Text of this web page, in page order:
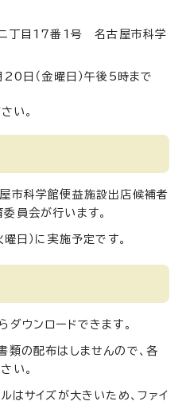
二丁目17番1号 名古屋市科学
日（金曜日）午後5時まで
い。
市科学館便益施設出店候補者
員会が行います。
日）に実施予定です。
ダウンロードできます。
類の配布はしませんので、各
い。
はサイズが大きいため、ファイ